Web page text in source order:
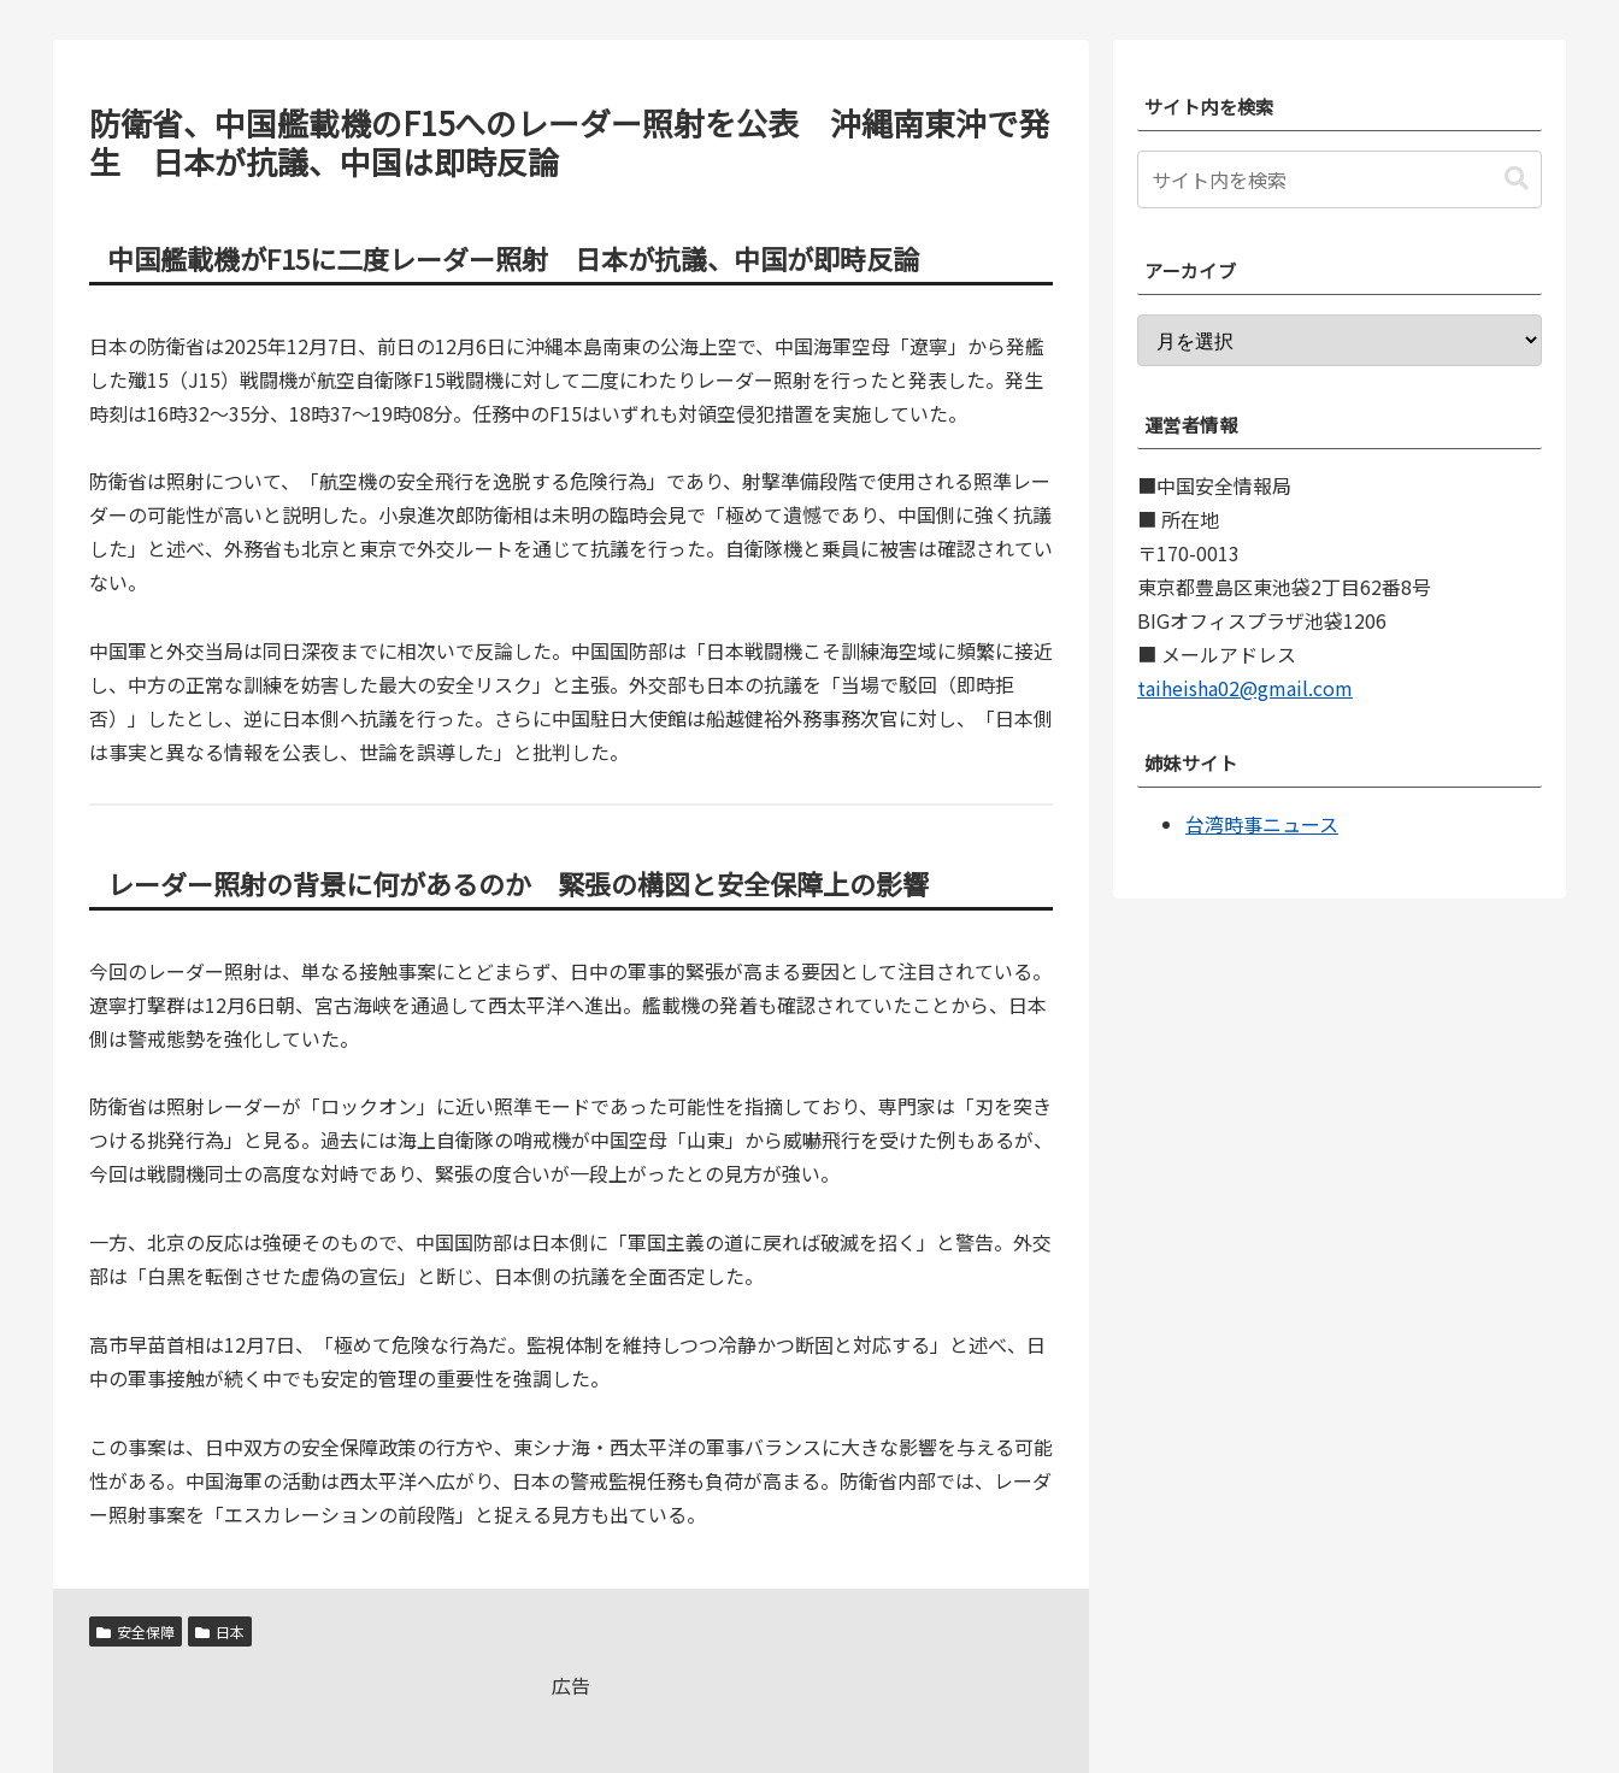
防衛省、中国艦載機のF15へのレーダー照射を公表 沖縄南東沖で発
生 日本が抗議、中国は即時反論
中国艦載機がF15に二度レーダー照射 日本が抗議、中国が即時反論
日本の防衛省は2025年12月7日、前日の12月6日に沖縄本島南東の公海上空で、中国海軍空母「遼寧」から発艦
した殲15（J15）戦闘機が航空自衛隊F15戦闘機に対して二度にわたりレーダー照射を行ったと発表した。発生
時刻は16時32〜35分、18時37〜19時08分。任務中のF15はいずれも対領空侵犯措置を実施していた。
防衛省は照射について、「航空機の安全飛行を逸脱する危険行為」であり、射撃準備段階で使用される照準レー
ダーの可能性が高いと説明した。小泉進次郎防衛相は未明の臨時会見で「極めて遺憾であり、中国側に強く抗議
した」と述べ、外務省も北京と東京で外交ルートを通じて抗議を行った。自衛隊機と乗員に被害は確認されてい
ない。
中国軍と外交当局は同日深夜までに相次いで反論した。中国国防部は「日本戦闘機こそ訓練海空域に頻繁に接近
し、中方の正常な訓練を妨害した最大の安全リスク」と主張。外交部も日本の抗議を「当場で駁回（即時拒
否）」したとし、逆に日本側へ抗議を行った。さらに中国駐日大使館は船越健裕外務事務次官に対し、「日本側
は事実と異なる情報を公表し、世論を誤導した」と批判した。
レーダー照射の背景に何があるのか 緊張の構図と安全保障上の影響
今回のレーダー照射は、単なる接触事案にとどまらず、日中の軍事的緊張が高まる要因として注目されている。
遼寧打撃群は12月6日朝、宮古海峡を通過して西太平洋へ進出。艦載機の発着も確認されていたことから、日本
側は警戒態勢を強化していた。
防衛省は照射レーダーが「ロックオン」に近い照準モードであった可能性を指摘しており、専門家は「刃を突き
つける挑発行為」と見る。過去には海上自衛隊の哨戒機が中国空母「山東」から威嚇飛行を受けた例もあるが、
今回は戦闘機同士の高度な対峙であり、緊張の度合いが一段上がったとの見方が強い。
一方、北京の反応は強硬そのもので、中国国防部は日本側に「軍国主義の道に戻れば破滅を招く」と警告。外交
部は「白黒を転倒させた虚偽の宣伝」と断じ、日本側の抗議を全面否定した。
高市早苗首相は12月7日、「極めて危険な行為だ。監視体制を維持しつつ冷静かつ断固と対応する」と述べ、日
中の軍事接触が続く中でも安定的管理の重要性を強調した。
この事案は、日中双方の安全保障政策の行方や、東シナ海・西太平洋の軍事バランスに大きな影響を与える可能
性がある。中国海軍の活動は西太平洋へ広がり、日本の警戒監視任務も負荷が高まる。防衛省内部では、レーダ
ー照射事案を「エスカレーションの前段階」と捉える見方も出ている。
安全保障 日本
広告
サイト内を検索
アーカイブ
運営者情報
■中国安全情報局
■ 所在地
〒170-0013
東京都豊島区東池袋2丁目62番8号
BIGオフィスプラザ池袋1206
■ メールアドレス
taiheisha02@gmail.com
姉妹サイト
台湾時事ニュース